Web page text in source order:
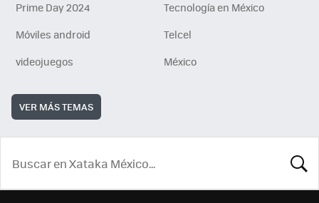
Prime Day 2024
Tecnología en México
Móviles android
Telcel
videojuegos
México
VER MÁS TEMAS